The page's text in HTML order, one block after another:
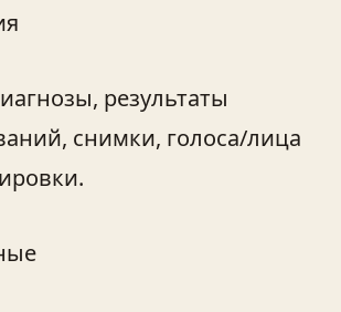
результаты
снимки, голоса/лица